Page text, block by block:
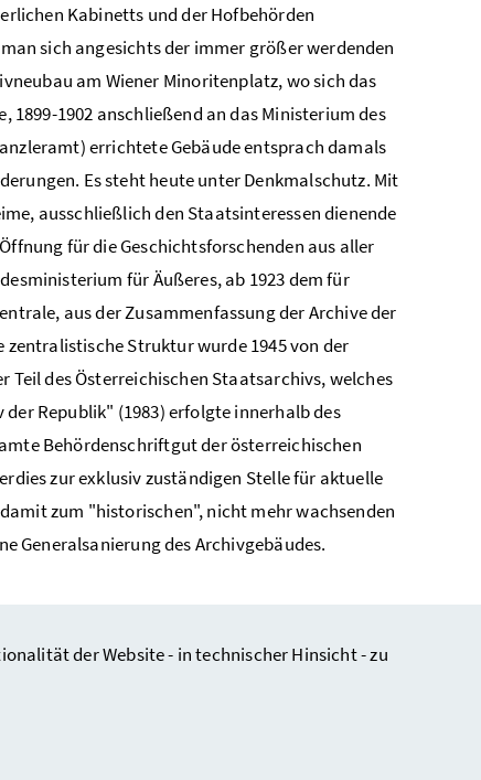
der Website - in technischer Hinsicht - zu
Kabinetts und der Hofbehörden
sich angesichts der immer größer werdenden
am Wiener Minoritenplatz, wo sich das
1902 anschließend an das Ministerium des
errichtete Gebäude entsprach damals
Es steht heute unter Denkmalschutz. Mit
ausschließlich den Staatsinteressen dienende
für die Geschichtsforschenden aus aller
für Äußeres, ab 1923 dem für
aus der Zusammenfassung der Archive der
Struktur wurde 1945 von der
des Österreichischen Staatsarchivs, welches
Republik" (1983) erfolgte innerhalb des
Behördenschriftgut der österreichischen
zur exklusiv zuständigen Stelle für aktuelle
zum "historischen", nicht mehr wachsenden
Generalsanierung des Archivgebäudes.